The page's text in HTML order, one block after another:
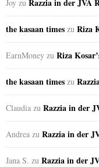
Joy zu Razzia in der JVA
the kasaan times zu Riza
EarnMoney zu Riza
the kasaan times zu
Claudia zu Razzia in der
Andrea zu Razzia in der
Jana S. zu Razzia in der